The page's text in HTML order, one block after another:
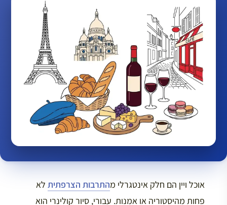
אוכל ויין הם חלק אינטגרלי מהתרבות הצרפתית לא
פחות מהיסטוריה או אמנות. עבורי, סיור קולינרי הוא